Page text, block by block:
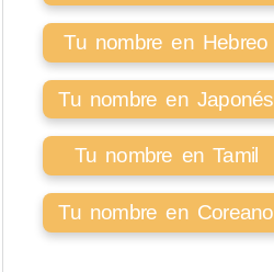
Tu nombre en Hebreo
Tu nombre en Japonés
Tu nombre en Tamil
Tu nombre en Coreano